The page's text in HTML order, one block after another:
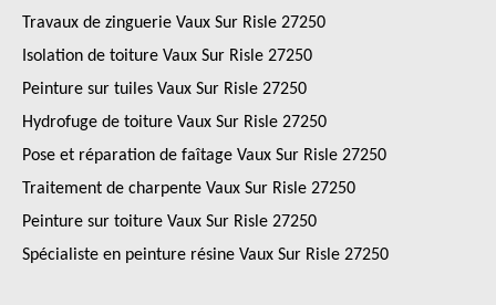
Travaux de zinguerie Vaux Sur Risle 27250
Isolation de toiture Vaux Sur Risle 27250
Peinture sur tuiles Vaux Sur Risle 27250
Hydrofuge de toiture Vaux Sur Risle 27250
Pose et réparation de faîtage Vaux Sur Risle 27250
Traitement de charpente Vaux Sur Risle 27250
Peinture sur toiture Vaux Sur Risle 27250
Spécialiste en peinture résine Vaux Sur Risle 27250